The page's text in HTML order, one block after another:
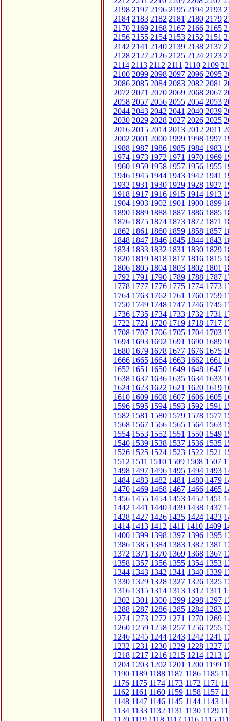
2198 2197 2196 2195 2194 2193
2184 2183 2182 2181 2180 2179
2170 2169 2168 2167 2166 2165
2156 2155 2154 2153 2152 2151
2142 2141 2140 2139 2138 2137
2128 2127 2126 2125 2124 2123
2114 2113 2112 2111 2110 2109
2100 2099 2098 2097 2096 2095
2086 2085 2084 2083 2082 2081
2072 2071 2070 2069 2068 2067
2058 2057 2056 2055 2054 2053
2044 2043 2042 2041 2040 2039
2030 2029 2028 2027 2026 2025
2016 2015 2014 2013 2012 2011
2002 2001 2000 1999 1998 1997
1988 1987 1986 1985 1984 1983
1974 1973 1972 1971 1970 1969
1960 1959 1958 1957 1956 1955
1946 1945 1944 1943 1942 1941
1932 1931 1930 1929 1928 1927
1918 1917 1916 1915 1914 1913
1904 1903 1902 1901 1900 1899
1890 1889 1888 1887 1886 1885
1876 1875 1874 1873 1872 1871
1862 1861 1860 1859 1858 1857
1848 1847 1846 1845 1844 1843
1834 1833 1832 1831 1830 1829
1820 1819 1818 1817 1816 1815
1806 1805 1804 1803 1802 1801
1792 1791 1790 1789 1788 1787
1778 1777 1776 1775 1774 1773
1764 1763 1762 1761 1760 1759
1750 1749 1748 1747 1746 1745
1736 1735 1734 1733 1732 1731
1722 1721 1720 1719 1718 1717
1708 1707 1706 1705 1704 1703
1694 1693 1692 1691 1690 1689
1680 1679 1678 1677 1676 1675
1666 1665 1664 1663 1662 1661
1652 1651 1650 1649 1648 1647
1638 1637 1636 1635 1634 1633
1624 1623 1622 1621 1620 1619
1610 1609 1608 1607 1606 1605
1596 1595 1594 1593 1592 1591
1582 1581 1580 1579 1578 1577
1568 1567 1566 1565 1564 1563
1554 1553 1552 1551 1550 1549
1540 1539 1538 1537 1536 1535
1526 1525 1524 1523 1522 1521
1512 1511 1510 1509 1508 1507
1498 1497 1496 1495 1494 1493
1484 1483 1482 1481 1480 1479
1470 1469 1468 1467 1466 1465
1456 1455 1454 1453 1452 1451
1442 1441 1440 1439 1438 1437
1428 1427 1426 1425 1424 1423
1414 1413 1412 1411 1410 1409
1400 1399 1398 1397 1396 1395
1386 1385 1384 1383 1382 1381
1372 1371 1370 1369 1368 1367
1358 1357 1356 1355 1354 1353
1344 1343 1342 1341 1340 1339
1330 1329 1328 1327 1326 1325
1316 1315 1314 1313 1312 1311
1302 1301 1300 1299 1298 1297
1288 1287 1286 1285 1284 1283
1274 1273 1272 1271 1270 1269
1260 1259 1258 1257 1256 1255
1246 1245 1244 1243 1242 1241
1232 1231 1230 1229 1228 1227
1218 1217 1216 1215 1214 1213
1204 1203 1202 1201 1200 1199
1190 1189 1188 1187 1186 1185
1176 1175 1174 1173 1172 1171
1162 1161 1160 1159 1158 1157
1148 1147 1146 1145 1144 1143
1134 1133 1132 1131 1130 1129